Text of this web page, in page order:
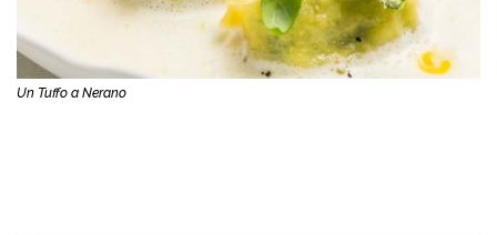
Un Tuffo a Nerano